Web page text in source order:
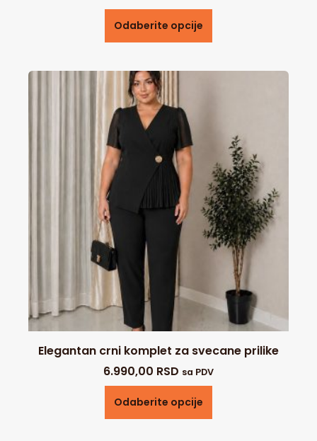
Odaberite opcije
Elegantan crni komplet za svecane prilike
6.990,00 RSD sa PDV
Odaberite opcije